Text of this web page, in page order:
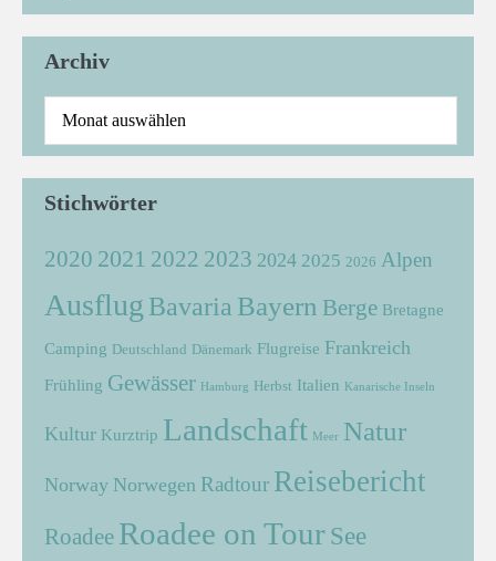
Archiv
Stichwörter
2020 2021 2022 2023 2024 2025 2026 Alpen
Ausflug Bavaria Bayern Berge Bretagne
Camping Deutschland Dänemark Flugreise Frankreich
Frühling Gewässer Hamburg Herbst Italien Kanarische Inseln
Kultur Kurztrip Landschaft Meer Natur
Norway Norwegen Radtour Reisebericht
Roadee Roadee on Tour See